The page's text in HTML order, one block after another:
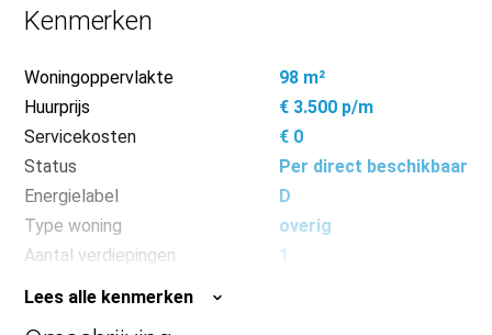
Kenmerken
Woningoppervlakte
98 m²
Huurprijs
€ 3.500 p/m
Servicekosten
€ 0
Status
Per direct beschikbaar
Energielabel
D
Type woning
overig
Aantal verdiepingen
1
Aantal kamers
Lees alle kenmerken